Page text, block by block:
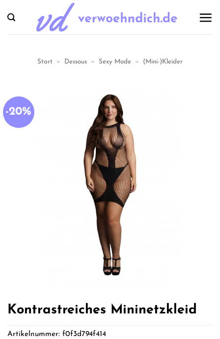
Inhalt
springen
Start » Dessous » Sexy Mode » (Mini-)Kleider
-20%
Kontrastreiches Mininetzkleid
Artikelnummer: f0f3d794f414